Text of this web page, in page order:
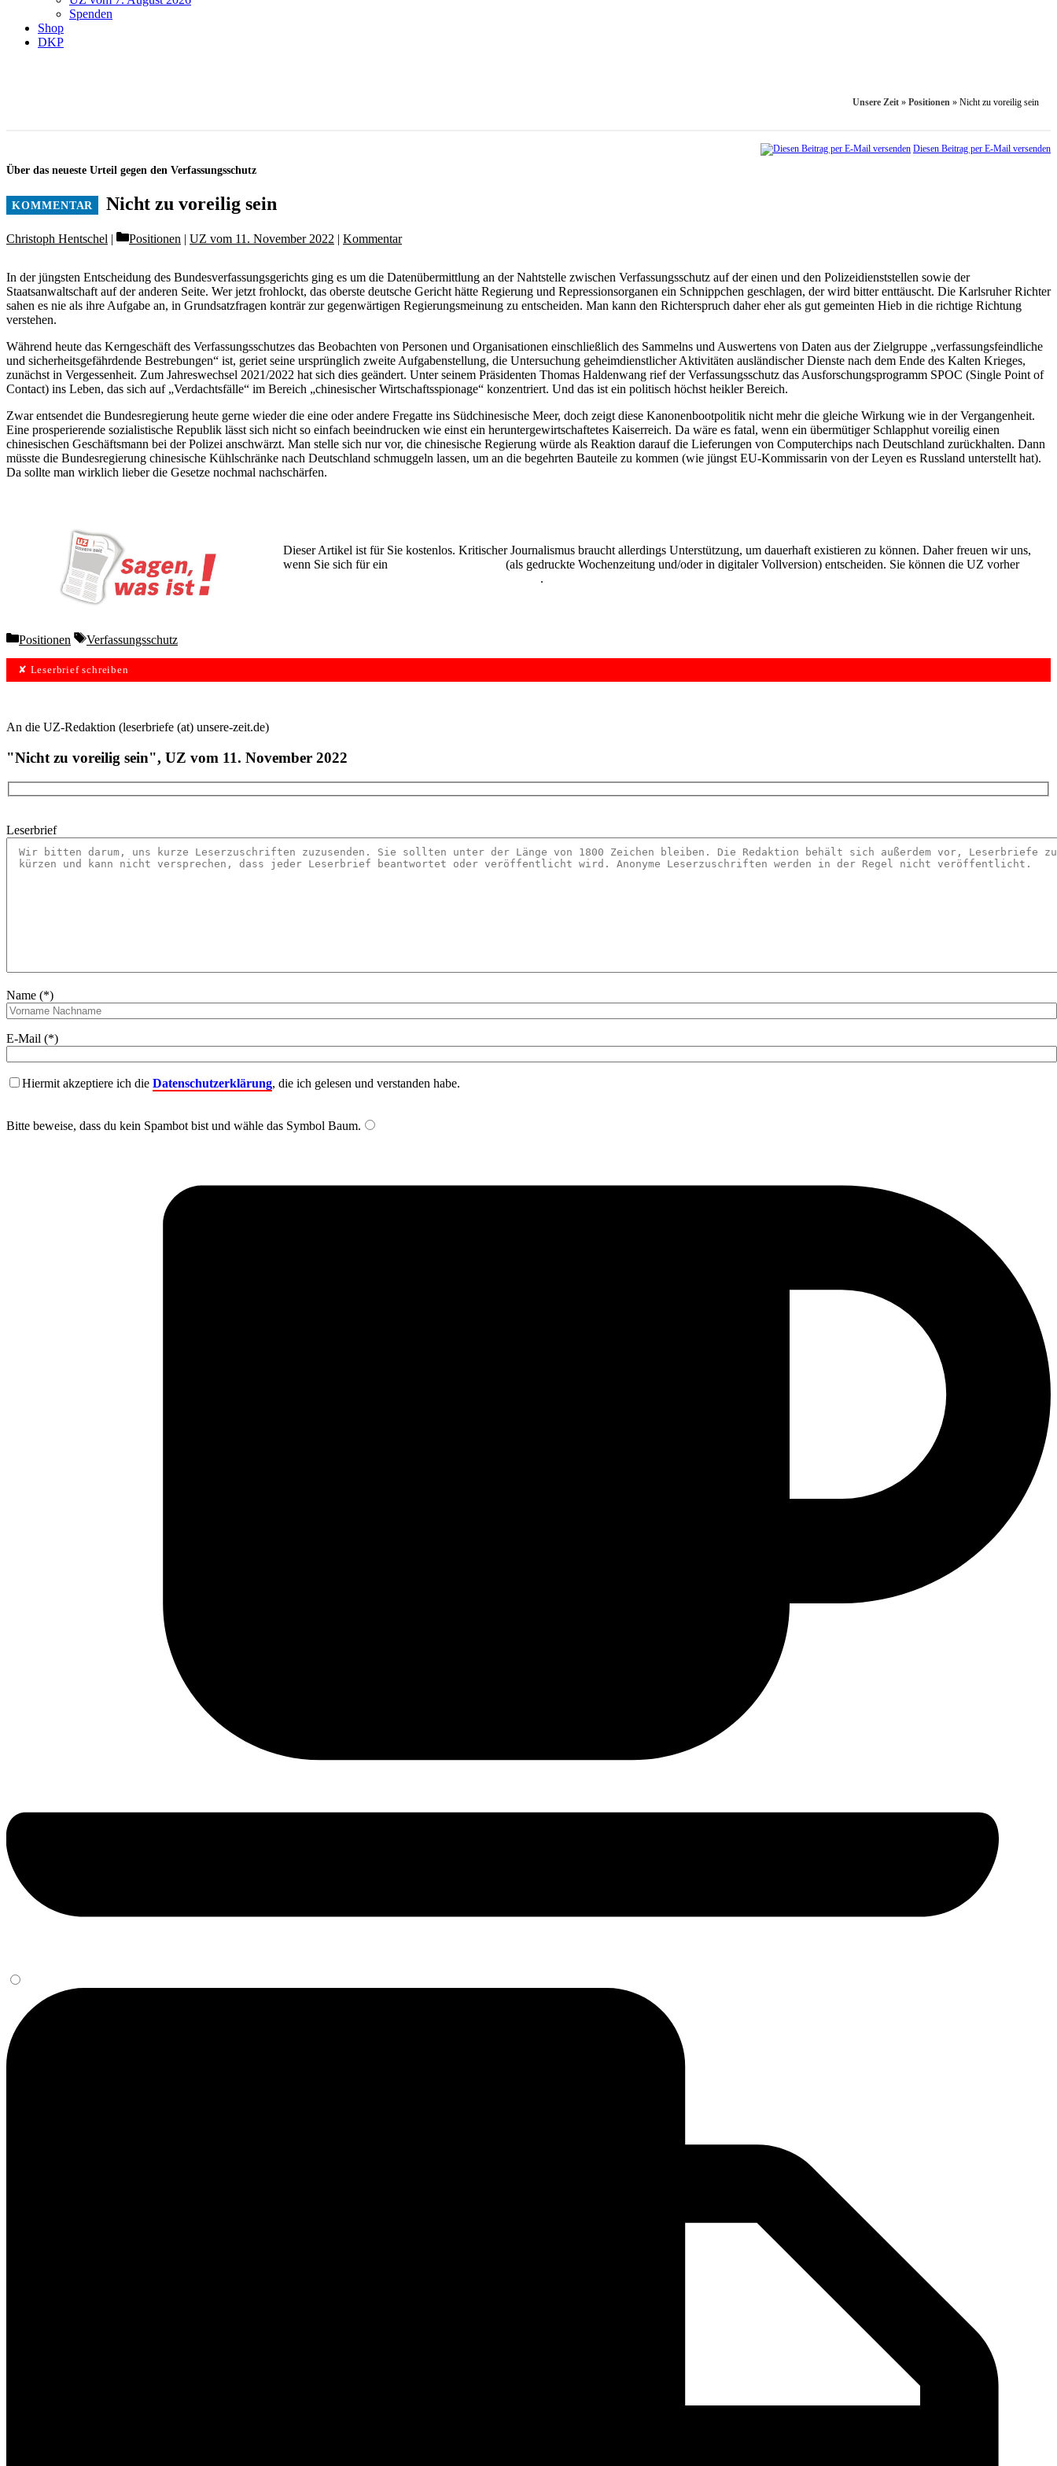
Spenden
Shop
DKP
Unsere Zeit » Positionen » Nicht zu voreilig sein
Diesen Beitrag per E-Mail versenden
Über das neueste Urteil gegen den Verfassungsschutz
Nicht zu voreilig sein
Christoph Hentschel Categories
Positionen | UZ vom 11. November 2022 | Kommentar
In der jüngsten Entscheidung des Bundesverfassungsgerichts ging es um die Datenübermittlung an der Nahtstelle zwischen Verfassungsschutz auf der einen und den Polizeidienststellen sowie der
Staatsanwaltschaft auf der anderen Seite. Wer jetzt frohlockt, das oberste deutsche Gericht hätte Regierung und Repressionsorganen ein Schnippchen geschlagen, der wird bitter enttäuscht. Die Karlsruher Richter
sahen es nie als ihre Aufgabe an, in Grundsatzfragen konträr zur gegenwärtigen Regierungsmeinung zu entscheiden. Man kann den Richterspruch daher eher als gut gemeinten Hieb in die richtige Richtung
verstehen.
Während heute das Kerngeschäft des Verfassungsschutzes das Beobachten von Personen und Organisationen einschließlich des Sammelns und Auswertens von Daten aus der Zielgruppe „verfassungsfeindliche
und sicherheitsgefährdende Bestrebungen“ ist, geriet seine ursprünglich zweite Aufgabenstellung, die Untersuchung geheimdienstlicher Aktivitäten ausländischer Dienste nach dem Ende des Kalten Krieges,
zunächst in Vergessenheit. Zum Jahreswechsel 2021/2022 hat sich dies geändert. Unter seinem Präsidenten Thomas Haldenwang rief der Verfassungsschutz das Ausforschungsprogramm SPOC (Single Point of
Contact) ins Leben, das sich auf „Verdachtsfälle“ im Bereich „chinesischer Wirtschaftsspionage“ konzentriert. Und das ist ein politisch höchst heikler Bereich.
Zwar entsendet die Bundesregierung heute gerne wieder die eine oder andere Fregatte ins Südchinesische Meer, doch zeigt diese Kanonenbootpolitik nicht mehr die gleiche Wirkung wie in der Vergangenheit.
Eine prosperierende sozialistische Republik lässt sich nicht so einfach beeindrucken wie einst ein heruntergewirtschaftetes Kaiserreich. Da wäre es fatal, wenn ein übermütiger Schlapphut voreilig einen
chinesischen Geschäftsmann bei der Polizei anschwärzt. Man stelle sich nur vor, die chinesische Regierung würde als Reaktion darauf die Lieferungen von Computerchips nach Deutschland zurückhalten. Dann
müsste die Bundesregierung chinesische Kühlschränke nach Deutschland schmuggeln lassen, um an die begehrten Bauteile zu kommen (wie jüngst EU-Kommissarin von der Leyen es Russland unterstellt hat).
Da sollte man wirklich lieber die Gesetze nochmal nachschärfen.
Dieser Artikel ist für Sie kostenlos. Kritischer Journalismus braucht allerdings Unterstützung, um dauerhaft existieren zu können. Daher freuen wir uns,
wenn Sie sich für ein
(als gedruckte Wochenzeitung und/oder in digitaler Vollversion) entscheiden. Sie können die UZ vorher
.
Categories
Positionen Tags
Verfassungsschutz
✘ Leserbrief schreiben
An die UZ-Redaktion (leserbriefe (at) unsere-zeit.de)
"Nicht zu voreilig sein", UZ vom 11. November 2022
Leserbrief
Name (*)
E-Mail (*)
Hiermit akzeptiere ich die Datenschutzerklärung, die ich gelesen und verstanden habe.
Bitte beweise, dass du kein Spambot bist und wähle das Symbol Baum.